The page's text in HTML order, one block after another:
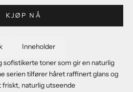
KJØP NÅ
Inneholder
sofistikerte toner som gir en naturlig
serien tilfører håret raffinert glans og
friskt, naturlig utseende